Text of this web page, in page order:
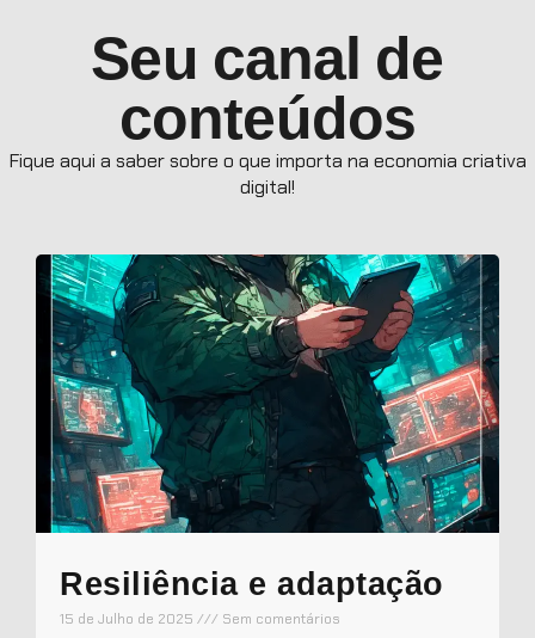
Seu canal de
conteúdos
Fique aqui a saber sobre o que importa na economia criativa
digital!
Resiliência e adaptação
15 de Julho de 2025 Sem comentários